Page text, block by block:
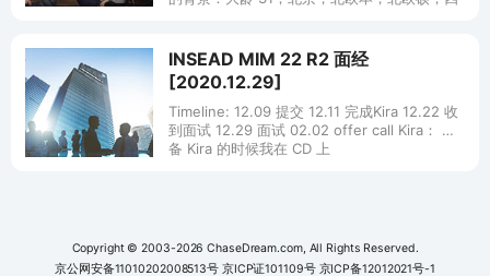
INSEAD MIM 22 R2 面经
[2020.12.29]
Timeline: 12.09 提交 12.11 完成Kira 12.22 收
到面试 12.29 面试 02.02 offer call Kira： 准
备 Kira 的时候我在 CD 上
Copyright © 2003-2026 ChaseDream.com, All Rights Reserved.
京公网安备11010202008513号 京ICP证101109号 京ICP备12012021号-1